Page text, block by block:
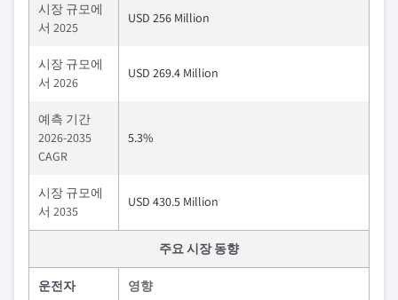
시장 규모에
서 2025
USD 256 Million
시장 규모에
서 2026
USD 269.4 Million
예측 기간
2026-2035
CAGR
5.3%
시장 규모에
서 2035
USD 430.5 Million
주요 시장 동향
운전자 영향